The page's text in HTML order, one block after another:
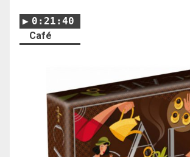
0:21:40
Café